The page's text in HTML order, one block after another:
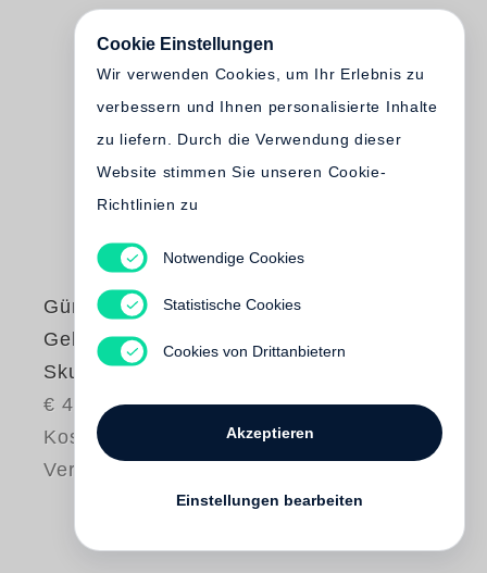
Günter Grass
Gebrannte Erde.
Skulpturen
€ 45.00
Kostenloser
Versand
Cookie Einstellungen
Wir verwenden Cookies, um Ihr Erlebnis zu
verbessern und Ihnen personalisierte Inhalte
zu liefern. Durch die Verwendung dieser
Website stimmen Sie unseren Cookie-
Richtlinien zu
Notwendige Cookies
Statistische Cookies
Cookies von Drittanbietern
Akzeptieren
Einstellungen bearbeiten